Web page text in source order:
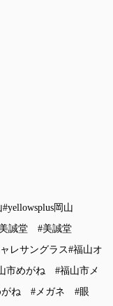
#yellowsplus岡山
誠堂
#美誠堂
レサングラス#福山オ
市めがね
#福山市メ
ね #メガネ
#眼